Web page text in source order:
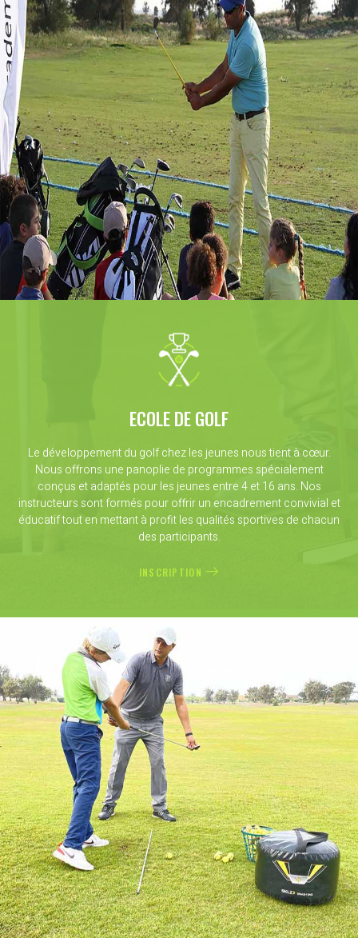
ECOLE DE GOLF
Le développement du golf chez les jeunes nous tient à cœur.
Nous offrons une panoplie de programmes spécialement
conçus et adaptés pour les jeunes entre 4 et 16 ans. Nos
instructeurs sont formés pour offrir un encadrement convivial et
éducatif tout en mettant à profit les qualités sportives de chacun
des participants.
INSCRIPTION